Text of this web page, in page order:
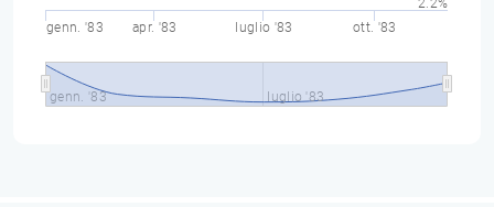
genn. '83 apr. '83 luglio '83 ott. '83
genn. '83 luglio '83
2.2%